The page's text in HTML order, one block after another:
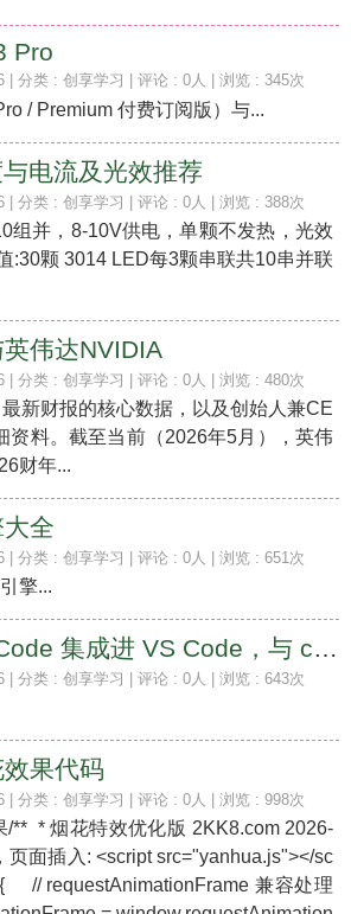
Pro
| 分类 : 创享学习 | 评论 : 0人 | 浏览 : 345次
/ Premium 付费订阅版）与...
电流及光效推荐
| 分类 : 创享学习 | 评论 : 0人 | 浏览 : 388次
组并，8-10V供电，单颗不发热，光效
:30颗 3014 LED每3颗串联共10串并联
伟达NVIDIA
| 分类 : 创享学习 | 评论 : 0人 | 浏览 : 480次
新财报的核心数据，以及创始人兼CE
资料。截至当前（2026年5月），英伟
财年...
全
| 分类 : 创享学习 | 评论 : 0人 | 浏览 : 651次
擎...
Claude Code 集成进 VS Code，与 claude.ai 网页版的代码编程能力对比
| 分类 : 创享学习 | 评论 : 0人 | 浏览 : 643次
果代码
| 分类 : 创享学习 | 评论 : 0人 | 浏览 : 998次
/** * 烟花特效优化版 2KK8.com 2026-
面插入: <script src="yanhua.js"></sc
// requestAnimationFrame 兼容处理